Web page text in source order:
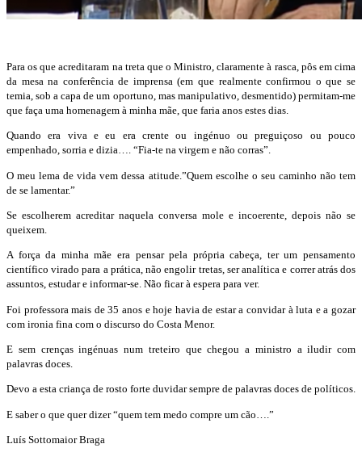
Para os que acreditaram na treta que o Ministro, claramente à rasca, pôs em cima
da mesa na conferência de imprensa (em que realmente confirmou o que se
temia, sob a capa de um oportuno, mas manipulativo, desmentido) permitam-me
que faça uma homenagem à minha mãe, que faria anos estes dias.
Quando era viva e eu era crente ou ingénuo ou preguiçoso ou pouco
empenhado, sorria e dizia…. “Fia-te na virgem e não corras”.
O meu lema de vida vem dessa atitude.”Quem escolhe o seu caminho não tem
de se lamentar.”
Se escolherem acreditar naquela conversa mole e incoerente, depois não se
queixem.
A força da minha mãe era pensar pela própria cabeça, ter um pensamento
científico virado para a prática, não engolir tretas, ser analítica e correr atrás dos
assuntos, estudar e informar-se. Não ficar à espera para ver.
Foi professora mais de 35 anos e hoje havia de estar a convidar à luta e a gozar
com ironia fina com o discurso do Costa Menor.
E sem crenças ingénuas num treteiro que chegou a ministro a iludir com
palavras doces.
Devo a esta criança de rosto forte duvidar sempre de palavras doces de políticos.
E saber o que quer dizer “quem tem medo compre um cão….”
Luís Sottomaior Braga